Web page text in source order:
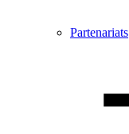
Partenariats